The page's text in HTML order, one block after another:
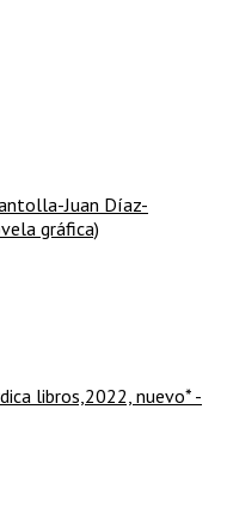
Juan Díaz-
gráfica)
libros,2022, nuevo* -